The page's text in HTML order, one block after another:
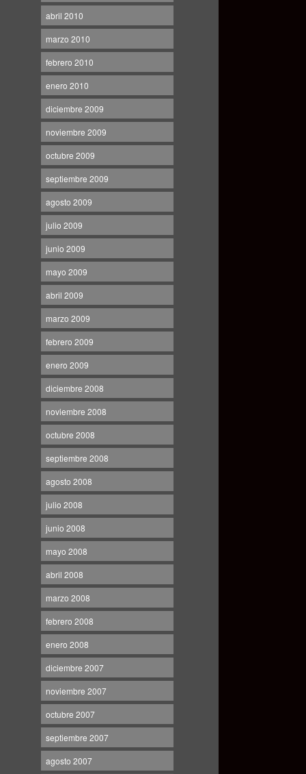
abril 2010
marzo 2010
febrero 2010
enero 2010
diciembre 2009
noviembre 2009
octubre 2009
septiembre 2009
agosto 2009
julio 2009
junio 2009
mayo 2009
abril 2009
marzo 2009
febrero 2009
enero 2009
diciembre 2008
noviembre 2008
octubre 2008
septiembre 2008
agosto 2008
julio 2008
junio 2008
mayo 2008
abril 2008
marzo 2008
febrero 2008
enero 2008
diciembre 2007
noviembre 2007
octubre 2007
septiembre 2007
agosto 2007